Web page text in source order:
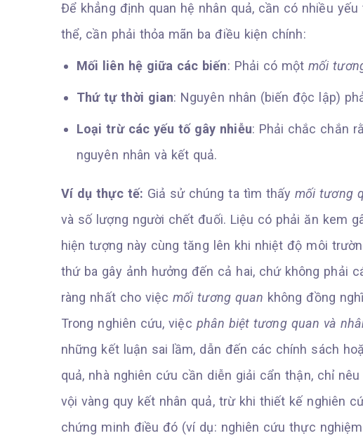
Để khẳng định quan hệ nhân quả, cần có nhiều
thể, cần phải thỏa mãn ba điều kiện chính:
Mối liên hệ giữa các biến: Phải có mộtmối
Thứ tự thời gian: Nguyên nhân (biến độc lập)
Loại trừ các yếu tố gây nhiễu: Phải chắc chắn
nguyên nhân và kết quả.
Ví dụ thực tế: Giả sử chúng ta tìm thấymối tương
và số lượng người chết đuối. Liệu có phải ăn kem
hiện tượng này cùng tăng lên khi nhiệt độ môi
thứ ba gây ảnh hưởng đến cả hai, chứ không phải
ràng nhất cho việcmối tương quan không đồng
Trong nghiên cứu, việc phân biệt tương quan và
những kết luận sai lầm, dẫn đến các chính sách
quả, nhà nghiên cứu cần diễn giải cẩn thận, chỉ
vội vàng quy kết nhân quả, trừ khi thiết kế nghiên
chứng minh điều đó (ví dụ: nghiên cứu thực